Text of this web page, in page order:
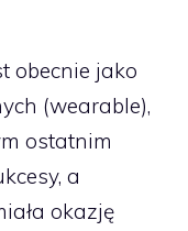
obecnie jako
(wearable),
ostatnim
a
okazję